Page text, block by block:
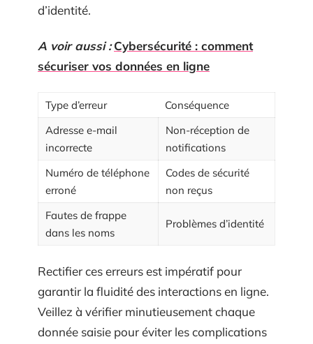
d’identité.
A voir aussi : Cybersécurité : comment
sécuriser vos données en ligne
Type d’erreur
Conséquence
Adresse e-mail
incorrecte
Non-réception de
notifications
Numéro de téléphone
erroné
Codes de sécurité
non reçus
Fautes de frappe
dans les noms
Problèmes d’identité
Rectifier ces erreurs est impératif pour
garantir la fluidité des interactions en ligne.
Veillez à vérifier minutieusement chaque
donnée saisie pour éviter les complications